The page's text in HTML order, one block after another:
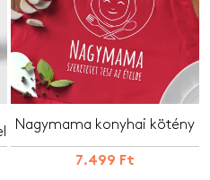
Nagymama konyhai kötény
7.499 Ft